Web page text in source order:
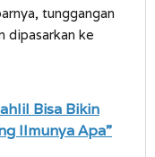
tunggangan
dipasarkan ke
Bisa Bikin
Ilmunya Apa”